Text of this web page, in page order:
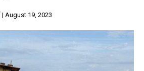
| August 19, 2023